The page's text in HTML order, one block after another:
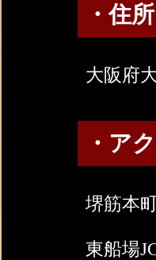
・住所
大阪府
・ア
堺筋本
東船場